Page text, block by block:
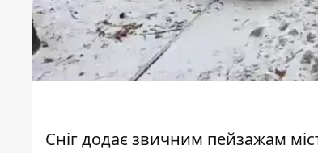
Сніг додає звичним пейзажам